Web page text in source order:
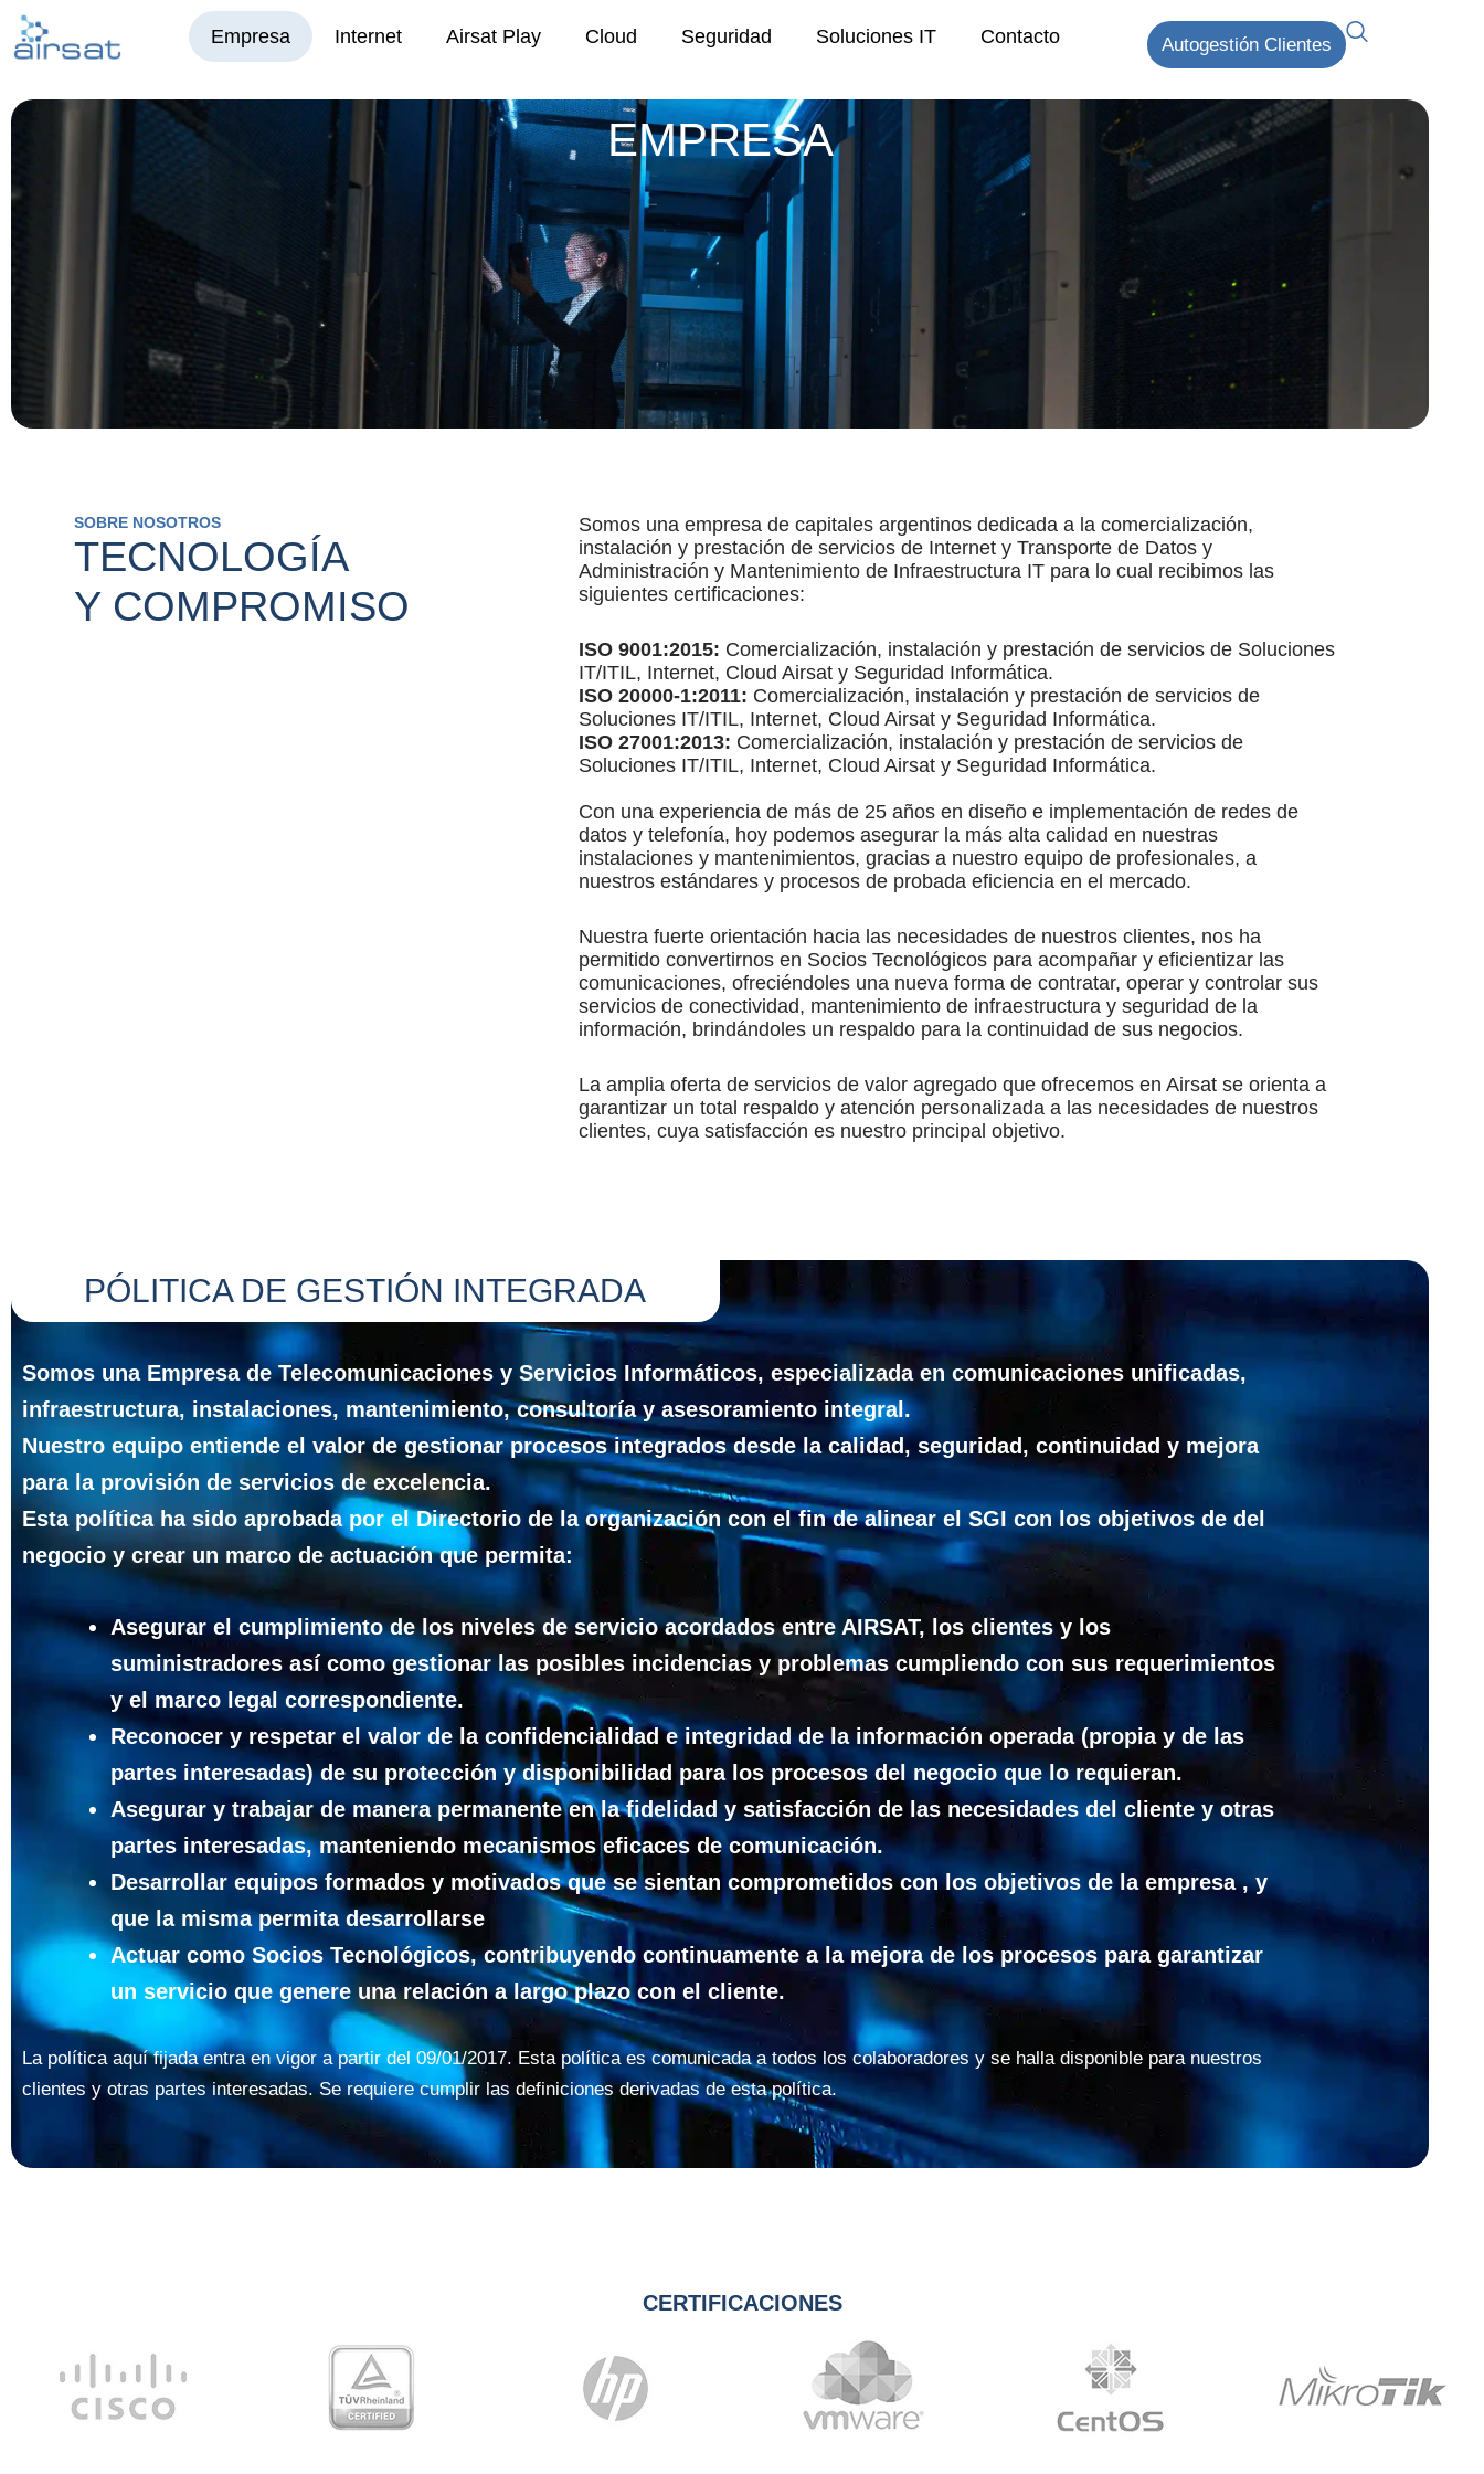
Empresa Internet Airsat Play Cloud Seguridad Soluciones IT Contacto Autogestión Clientes
EMPRESA
SOBRE NOSOTROS
TECNOLOGÍA
Y COMPROMISO
Somos una empresa de capitales argentinos dedicada a la comercialización,
instalación y prestación de servicios de Internet y Transporte de Datos y
Administración y Mantenimiento de Infraestructura IT para lo cual recibimos las
siguientes certificaciones:
ISO 9001:2015: Comercialización, instalación y prestación de servicios de Soluciones
IT/ITIL, Internet, Cloud Airsat y Seguridad Informática.
ISO 20000-1:2011: Comercialización, instalación y prestación de servicios de
Soluciones IT/ITIL, Internet, Cloud Airsat y Seguridad Informática.
ISO 27001:2013: Comercialización, instalación y prestación de servicios de
Soluciones IT/ITIL, Internet, Cloud Airsat y Seguridad Informática.
Con una experiencia de más de 25 años en diseño e implementación de redes de
datos y telefonía, hoy podemos asegurar la más alta calidad en nuestras
instalaciones y mantenimientos, gracias a nuestro equipo de profesionales, a
nuestros estándares y procesos de probada eficiencia en el mercado.
Nuestra fuerte orientación hacia las necesidades de nuestros clientes, nos ha
permitido convertirnos en Socios Tecnológicos para acompañar y eficientizar las
comunicaciones, ofreciéndoles una nueva forma de contratar, operar y controlar sus
servicios de conectividad, mantenimiento de infraestructura y seguridad de la
información, brindándoles un respaldo para la continuidad de sus negocios.
La amplia oferta de servicios de valor agregado que ofrecemos en Airsat se orienta a
garantizar un total respaldo y atención personalizada a las necesidades de nuestros
clientes, cuya satisfacción es nuestro principal objetivo.
PÓLITICA DE GESTIÓN INTEGRADA
Somos una Empresa de Telecomunicaciones y Servicios Informáticos, especializada en comunicaciones unificadas,
infraestructura, instalaciones, mantenimiento, consultoría y asesoramiento integral.
Nuestro equipo entiende el valor de gestionar procesos integrados desde la calidad, seguridad, continuidad y mejora
para la provisión de servicios de excelencia.
Esta política ha sido aprobada por el Directorio de la organización con el fin de alinear el SGI con los objetivos de del
negocio y crear un marco de actuación que permita:
Asegurar el cumplimiento de los niveles de servicio acordados entre AIRSAT, los clientes y los
suministradores así como gestionar las posibles incidencias y problemas cumpliendo con sus requerimientos
y el marco legal correspondiente.
Reconocer y respetar el valor de la confidencialidad e integridad de la información operada (propia y de las
partes interesadas) de su protección y disponibilidad para los procesos del negocio que lo requieran.
Asegurar y trabajar de manera permanente en la fidelidad y satisfacción de las necesidades del cliente y otras
partes interesadas, manteniendo mecanismos eficaces de comunicación.
Desarrollar equipos formados y motivados que se sientan comprometidos con los objetivos de la empresa , y
que la misma permita desarrollarse
Actuar como Socios Tecnológicos, contribuyendo continuamente a la mejora de los procesos para garantizar
un servicio que genere una relación a largo plazo con el cliente.
La política aquí fijada entra en vigor a partir del 09/01/2017. Esta política es comunicada a todos los colaboradores y se halla disponible para nuestros
clientes y otras partes interesadas. Se requiere cumplir las definiciones derivadas de esta política.
CERTIFICACIONES